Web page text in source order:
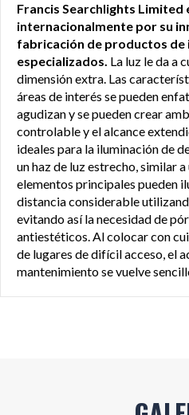
Francis Searchlights Limited
internacionalmente por su
fabricación de productos de
especializados. La luz le da a
dimensión extra. Las
áreas de interés se pueden
agudizan y se pueden crear
controlable y el alcance
ideales para la iluminación de
un haz de luz estrecho, similar
elementos principales pueden
distancia considerable
evitando así la necesidad de
antiestéticos. Al colocar con
de lugares de difícil acceso, el
mantenimiento se vuelve